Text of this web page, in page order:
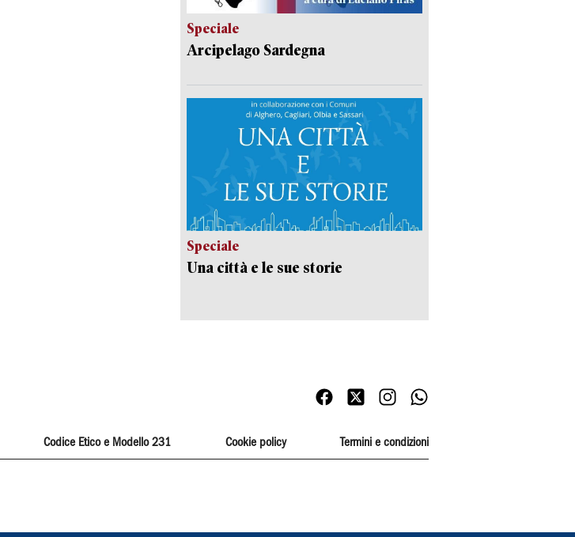
Speciale
Arcipelago Sardegna
Speciale
Una città e le sue storie
Codice Etico e Modello 231 Cookie policy Termini e condizioni